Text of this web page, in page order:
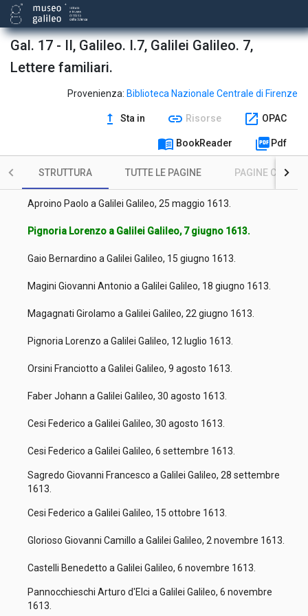
Gal. 17 - II, Galileo. I.7, Galilei Galileo. 7,
Lettere familiari.
Provenienza: Biblioteca Nazionale Centrale di Firenze
upgrade Sta in link Risorse open_in_new OPAC
menu_book BookReader picture_as_pdf Pdf
STRUTTURA TUTTE LE PAGINE PAGINE CON
Pannocchieschi Arturo d'Elci a Galilei Galileo, 24 aprile 1613.
Gonzaga Carlo a Galilei Galileo, 25 aprile 1613.
Pignoria Lorenzo a Galilei Galileo, 2 maggio 1613.
Cardi Ludovico (detto Il Cigoli) a Galilei Galileo, 3 maggio 1613.
Ferrari Cristoforo a Galilei Galileo, 4 maggio 1613.
Cesi Federico a Galilei Galileo, 17 maggio 1613.
Calippi Filippo a Galilei Galileo, 22 maggio 1613.
Aproino Paolo a Galilei Galileo, 25 maggio 1613.
Pignoria Lorenzo a Galilei Galileo, 7 giugno 1613.
Gaio Bernardino a Galilei Galileo, 15 giugno 1613.
Magini Giovanni Antonio a Galilei Galileo, 18 giugno 1613.
Magagnati Girolamo a Galilei Galileo, 22 giugno 1613.
Pignoria Lorenzo a Galilei Galileo, 12 luglio 1613.
Orsini Franciotto a Galilei Galileo, 9 agosto 1613.
Faber Johann a Galilei Galileo, 30 agosto 1613.
Cesi Federico a Galilei Galileo, 30 agosto 1613.
Cesi Federico a Galilei Galileo, 6 settembre 1613.
Sagredo Giovanni Francesco a Galilei Galileo, 28 settembre
1613.
Cesi Federico a Galilei Galileo, 15 ottobre 1613.
Glorioso Giovanni Camillo a Galilei Galileo, 2 novembre 1613.
Castelli Benedetto a Galilei Galileo, 6 novembre 1613.
Pannocchieschi Arturo d'Elci a Galilei Galileo, 6 novembre
1613.